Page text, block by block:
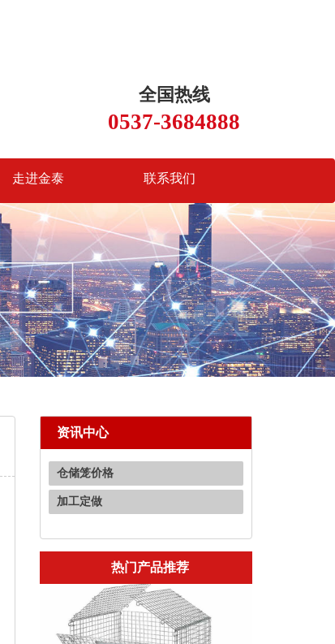
全国热线
0537-3684888
走进金泰 联系我们
资讯中心
仓储笼价格
加工定做
热门产品推荐